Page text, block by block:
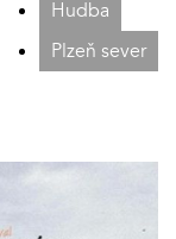
Hudba
Plzeň sever